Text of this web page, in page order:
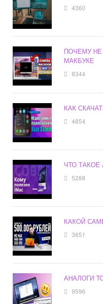
4360
ПОЧЕМУ
МАКБУКЕ
8344
КАК
4854
ЧТО ТАКОЕ
5288
КАКОЙ
3651
АНАЛОГИ
9596